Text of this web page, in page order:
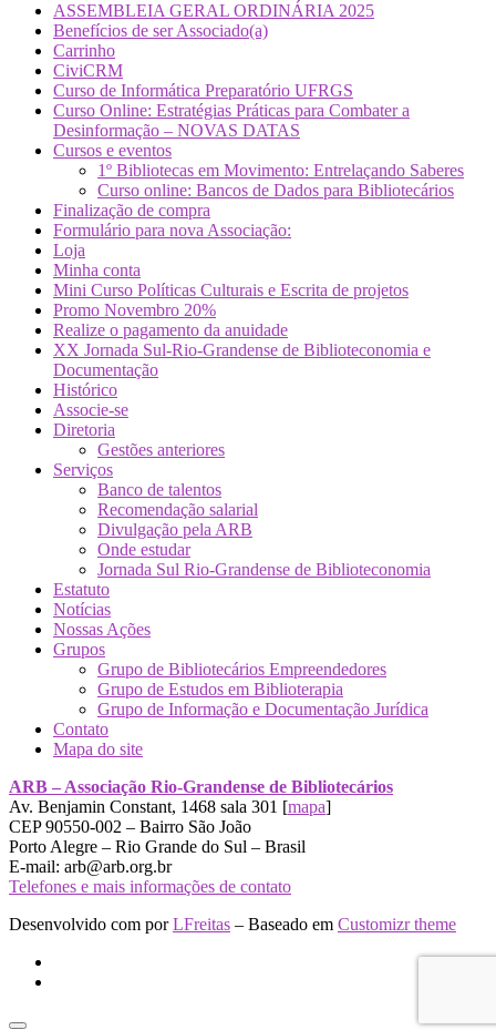
ASSEMBLEIA GERAL ORDINÁRIA 2025
Benefícios de ser Associado(a)
Carrinho
CiviCRM
Curso de Informática Preparatório UFRGS
Curso Online: Estratégias Práticas para Combater a
Desinformação – NOVAS DATAS
Cursos e eventos
1º Bibliotecas em Movimento: Entrelaçando Saberes
Curso online: Bancos de Dados para Bibliotecários
Finalização de compra
Formulário para nova Associação:
Loja
Minha conta
Mini Curso Políticas Culturais e Escrita de projetos
Promo Novembro 20%
Realize o pagamento da anuidade
XX Jornada Sul-Rio-Grandense de Biblioteconomia e
Documentação
Histórico
Associe-se
Diretoria
Gestões anteriores
Serviços
Banco de talentos
Recomendação salarial
Divulgação pela ARB
Onde estudar
Jornada Sul Rio-Grandense de Biblioteconomia
Estatuto
Notícias
Nossas Ações
Grupos
Grupo de Bibliotecários Empreendedores
Grupo de Estudos em Biblioterapia
Grupo de Informação e Documentação Jurídica
Contato
Mapa do site
ARB – Associação Rio-Grandense de Bibliotecários
Av. Benjamin Constant, 1468 sala 301 [mapa]
CEP 90550-002 – Bairro São João
Porto Alegre – Rio Grande do Sul – Brasil
E-mail: arb@arb.org.br
Telefones e mais informações de contato
Desenvolvido com porLFreitas – Baseado em Customizr theme